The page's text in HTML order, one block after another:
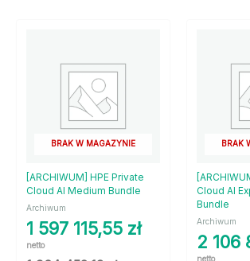
BRAK W MAGAZYNIE
[ARCHIWUM] HPE Private
Cloud AI Medium Bundle
Archiwum
1 597 115,55 zł
netto
BRAK
Cloud AI
Bundle
Archiwum
2 106
netto